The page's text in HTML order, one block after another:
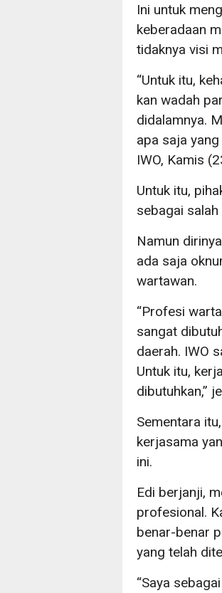
Ini untuk
keberadaan
tidaknya visi
“Untuk itu,
kan wadah
didalamnya.
apa saja
IWO, Kamis
Untuk itu,
sebagai
Namun
ada saja
wartawan.
“Profesi
sangat
daerah. IWO
Untuk itu,
dibutuhkan,”
Sementara
kerjasama
ini.
Edi berjanji,
profesional.
benar-benar
yang telah
“Saya